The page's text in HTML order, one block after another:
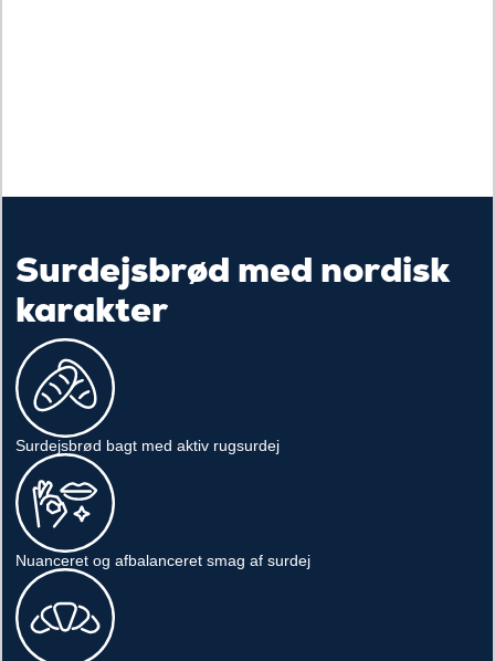
Surdejsbrød med nordisk
karakter
Surdejsbrød bagt med aktiv rugsurdej
Nuanceret og afbalanceret smag af surdej